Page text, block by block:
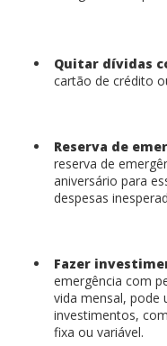
Quitar dívidas
cartão de crédito
Reserva de
reserva de
aniversário para
despesas
Fazer
emergência com
vida mensal, pode
investimentos,
fixa ou variável.